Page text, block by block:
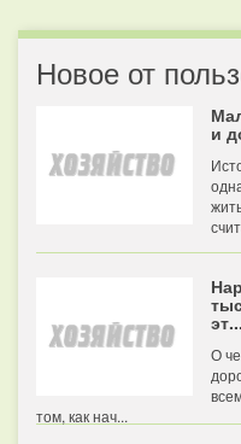
Новое от
и
эт...
О
том, как нач...